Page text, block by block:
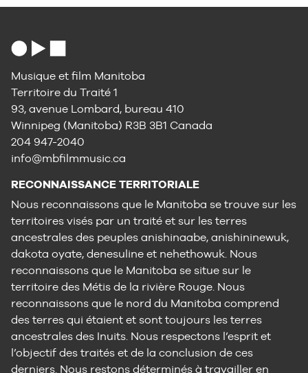
Musique et film Manitoba
Territoire du Traité 1
93, avenue Lombard, bureau 410
Winnipeg (Manitoba) R3B 3B1 Canada
204 947-2040
info@mbfilmmusic.ca
RECONNAISSANCE TERRITORIALE
Nous reconnaissons que le Manitoba se trouve sur les
territoires visés par un traité et sur les terres
ancestrales des peuples anishinaabe, anishininewuk,
dakota oyate, denesuline et nehethowuk. Nous
reconnaissons que le Manitoba se situe sur le
territoire des Métis de la rivière Rouge. Nous
reconnaissons que le nord du Manitoba comprend
des terres qui étaient et sont toujours les terres
ancestrales des Inuits. Nous respectons l’esprit et
l’objectif des traités et de la conclusion de ces
derniers. Nous restons déterminés à travailler en